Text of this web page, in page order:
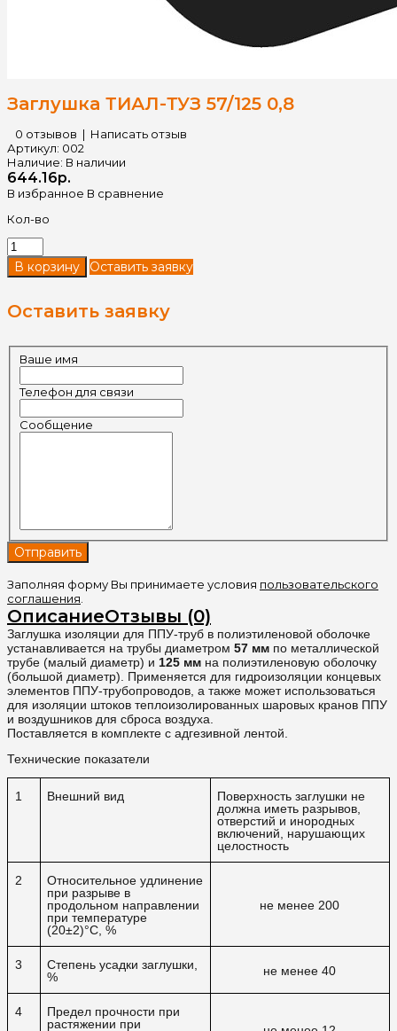
Заглушка ТИАЛ-ТУЗ 57/125 0,8
0 отзывов | Написать отзыв
Артикул: 002
Наличие: В наличии
644.16р.
В избранное В сравнение
Кол-во
Оставить заявку
Оставить заявку
Ваше имя
Телефон для связи
Сообщение
Заполняя форму Вы принимаете условия пользовательского
соглашения
ОписаниеОтзывы (0)
Заглушка изоляции для ППУ-труб в полиэтиленовой оболочке
устанавливается на трубы диаметром 57 мм по металлической
трубе (малый диаметр) и 125 мм на полиэтиленовую оболочку
(большой диаметр). Применяется для гидроизоляции концевых
элементов ППУ-трубопроводов, а также может использоваться
для изоляции штоков теплоизолированных шаровых кранов ППУ
и воздушников для сброса воздуха.
Поставляется в комплекте с адгезивной лентой.
Технические показатели
1 Внешний вид
Поверхность заглушки не
должна иметь разрывов,
отверстий и инородных
включений, нарушающих
целостность
2
Относительное удлинение
при разрыве в
продольном направлении
при температуре
(20±2)°C, %
не менее 200
3
Степень усадки заглушки,
%
не менее 40
4
Предел прочности при
растяжении при